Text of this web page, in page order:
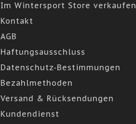
Im Wintersport Store verkaufen
Kontakt
AGB
Haftungsausschluss
Datenschutz-Bestimmungen
Bezahlmethoden
Versand & Rücksendungen
Kundendienst